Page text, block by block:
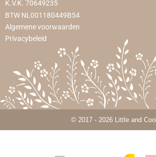
K.V.K. 70649235
BTW NL001180449B54
Algemene voorwaarden
Privacybeleid
© 2017 - 2026 Little and Cool